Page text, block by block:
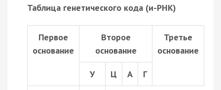
Таблица генетического кода (и-РНК)
Первое
основание
Второе
основание
Третье
основание
У Ц А Г